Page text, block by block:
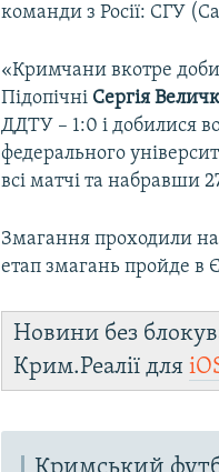
команди з Росії: СГУ
«Кримчани вкотре
Підопічні Сергія
ДДТУ – 1:0 і добилися
федерального
всі матчі та набравши
Змагання проходили
етап змагань пройде в
Новини без
Крим.Реалії для